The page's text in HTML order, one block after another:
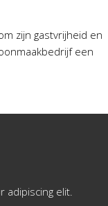
zijn gastvrijheid en
een
elit.